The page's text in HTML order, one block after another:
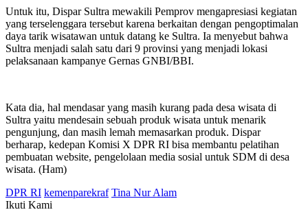
Untuk itu, Dispar Sultra mewakili Pemprov mengapresiasi kegiatan
yang terselenggara tersebut karena berkaitan dengan pengoptimalan
daya tarik wisatawan untuk datang ke Sultra. Ia menyebut bahwa
Sultra menjadi salah satu dari 9 provinsi yang menjadi lokasi
pelaksanaan kampanye Gernas GNBI/BBI.
Kata dia, hal mendasar yang masih kurang pada desa wisata di
Sultra yaitu mendesain sebuah produk wisata untuk menarik
pengunjung, dan masih lemah memasarkan produk. Dispar
berharap, kedepan Komisi X DPR RI bisa membantu pelatihan
pembuatan website, pengelolaan media sosial untuk SDM di desa
wisata. (Ham)
DPR RI kemenparekraf Tina Nur Alam
Ikuti Kami